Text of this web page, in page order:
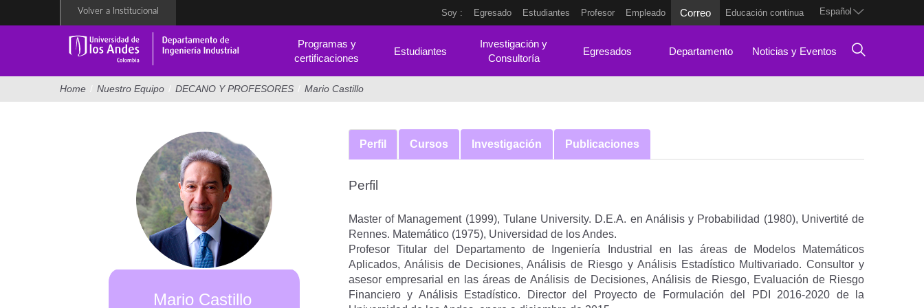
Volver a Institucional Español
Soy : Egresado Estudiantes Profesor Empleado Correo Educación continua
Programas y
certificaciones
Estudiantes
Investigación y
Consultoría
Egresados Departamento Noticias y Eventos
Home / Nuestro Equipo / DECANO Y PROFESORES / Mario Castillo
Mario Castillo
Perfil Cursos Investigación Publicaciones
Perfil
Master of Management (1999), Tulane University. D.E.A. en Análisis y Probabilidad (1980), Univertité de
Rennes. Matemático (1975), Universidad de los Andes.
Profesor Titular del Departamento de Ingeniería Industrial en las áreas de Modelos Matemáticos
Aplicados, Análisis de Decisiones, Análisis de Riesgo y Análisis Estadístico Multivariado. Consultor y
asesor empresarial en las áreas de Análisis de Decisiones, Análisis de Riesgo, Evaluación de Riesgo
Financiero y Análisis Estadístico. Director del Proyecto de Formulación del PDI 2016-2020 de la